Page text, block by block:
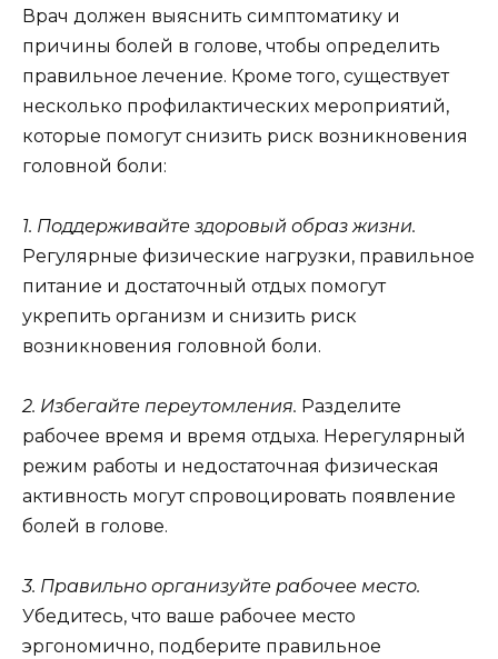
Врач должен выяснить симптоматику и
причины болей в голове, чтобы определить
правильное лечение. Кроме того, существует
несколько профилактических мероприятий,
которые помогут снизить риск возникновения
головной боли:
1. Поддерживайте здоровый образ жизни.
Регулярные физические нагрузки, правильное
питание и достаточный отдых помогут
укрепить организм и снизить риск
возникновения головной боли.
2. Избегайте переутомления. Разделите
рабочее время и время отдыха. Нерегулярный
режим работы и недостаточная физическая
активность могут спровоцировать появление
болей в голове.
3. Правильно организуйте рабочее место.
Убедитесь, что ваше рабочее место
эргономично, подберите правильное